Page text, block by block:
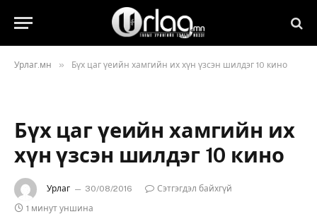
Урлаг.мн » Бүх цаг үеийн хамгийн их хүн үзсэн шилдэг 10 кино
Бүх цаг үеийн хамгийн их
хүн үзсэн шилдэг 10 кино
Урлаг 30/08/2016
Сэтгэгдэл байхгүй
1 минут уншина